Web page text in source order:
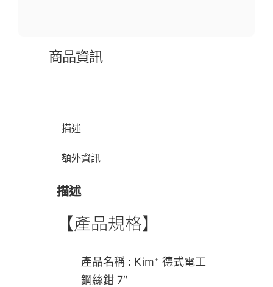
商品資訊
描述
額外資訊
描述
【產品規格】
產品名稱 : Kim⁺ 德式電工
鋼絲鉗 7″